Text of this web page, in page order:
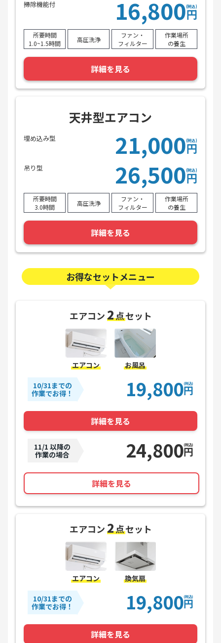
掃除機能付 16,800(税込)
円
所要時間
1.0~1.5時間
高圧洗浄
ファン・
フィルター
作業場所
の養生
詳細を見る
天井型エアコン
埋め込み型 21,000(税込)
円
吊り型 26,500(税込)
円
所要時間
3.0時間
高圧洗浄
ファン・
フィルター
作業場所
の養生
詳細を見る
お得なセットメニュー
エアコン2点セット
エアコン お風呂
10/31までの
作業でお得！
19,800円
(税込)
詳細を見る
11/1 以降の
作業の場合
24,800円
(税込)
詳細を見る
エアコン2点セット
エアコン 換気扇
10/31までの
作業でお得！
19,800円
(税込)
詳細を見る